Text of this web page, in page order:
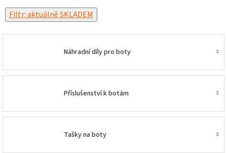
Filtr: aktuálně SKLADEM
Náhradní díly pro boty
Příslušenství k botám
Tašky na boty